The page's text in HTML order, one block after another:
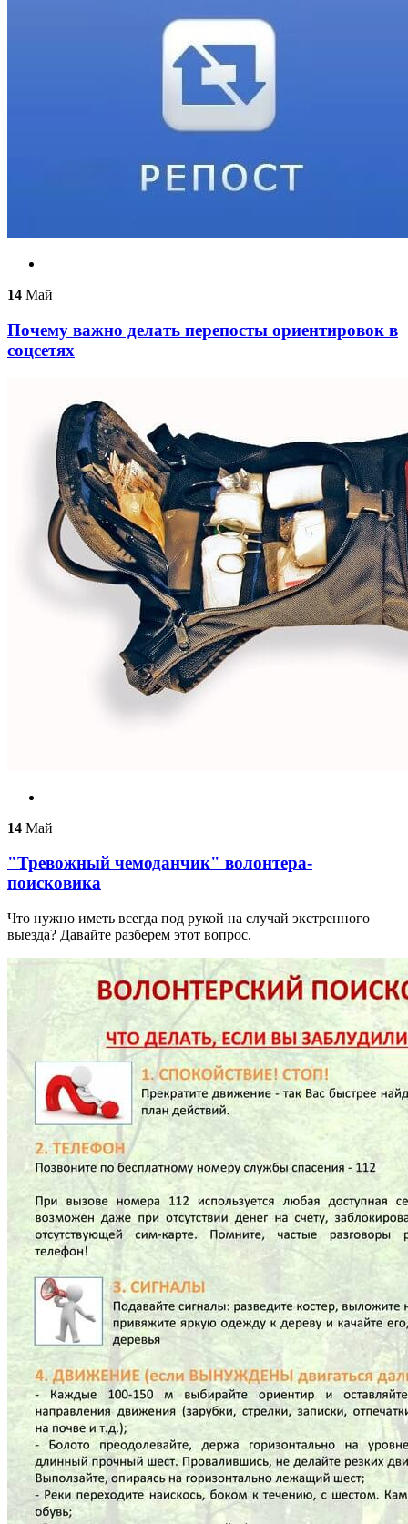
14 Май
Почему важно делать перепосты ориентировок в
соцсетях
14 Май
"Тревожный чемоданчик" волонтера-
поисковика
Что нужно иметь всегда под рукой на случай экстренного
выезда? Давайте разберем этот вопрос.